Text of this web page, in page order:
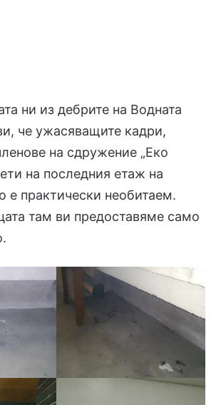
ни из дебрите на Водната
че ужасяващите кадри,
на сдружение „Еко
на последния етаж на
е практически необитаем.
там ви предоставяме само